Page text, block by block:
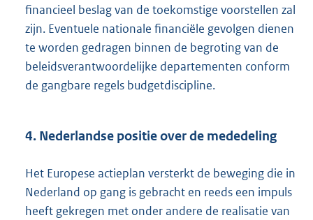
financieel beslag van de toekomstige voorstellen zal
zijn. Eventuele nationale financiële gevolgen dienen
te worden gedragen binnen de begroting van de
beleidsverantwoordelijke departementen conform
de gangbare regels budgetdiscipline.
4. Nederlandse positie over de mededeling
Het Europese actieplan versterkt de beweging die in
Nederland op gang is gebracht en reeds een impuls
heeft gekregen met onder andere de realisatie van